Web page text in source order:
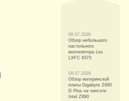
08.07.2026
Обзор небольшого
настольного
вентилятора Lex
LXFC 8373
09.07.2026
Обзор материнской
платы Gigabyte Z890
D Plus на чипсете
Intel Z890